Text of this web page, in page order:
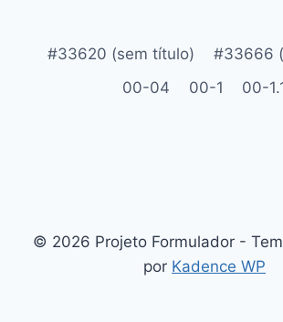
#33620 (sem título)
#33666
00-04
00-1 00-
© 2026 Projeto Formulador -
por Kadence WP